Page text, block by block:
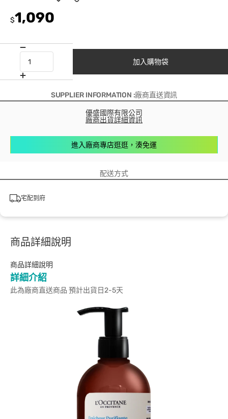
$1,090
加入購物袋
SUPPLIER INFORMATION :廠商直送資訊
優盛國際有限公司
廠商出貨詳細資訊
進入廠商專店逛逛，湊免運
配送方式
宅配到府
商品詳細說明
商品詳細說明
詳細介紹
此為廠商直送商品 預計出貨日2-5天